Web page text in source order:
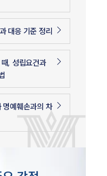
대응 기준 정리
, 성립요건과
명예훼손과의 차